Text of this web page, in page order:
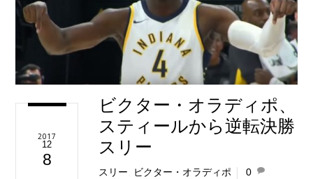
2017
12
8
ビクター・オラディポ、
スティールから逆転決勝
スリー
スリー ビクター・オラディポ 0